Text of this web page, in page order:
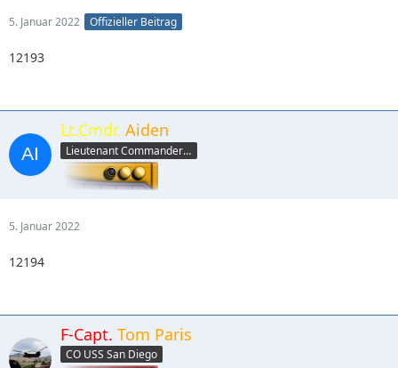
5. Januar 2022 Offizieller Beitrag
12193
Lt.Cmdr. Aiden
Lieutenant Commander (yellow)
5. Januar 2022
12194
F-Capt. Tom Paris
CO USS San Diego